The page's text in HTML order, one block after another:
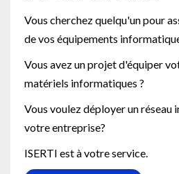
Vous cherchez quelqu'un pour
de vos équipements
Vous avez un projet d'équiper
matériels informatiques ?
Vous voulez déployer un réseau
votre entreprise?
ISERTI est à votre service.